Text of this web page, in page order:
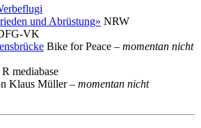
und Abrüstung» NRW
VK
Bike for Peace – momentan nicht
mediabase
Klaus Müller – momentan nicht